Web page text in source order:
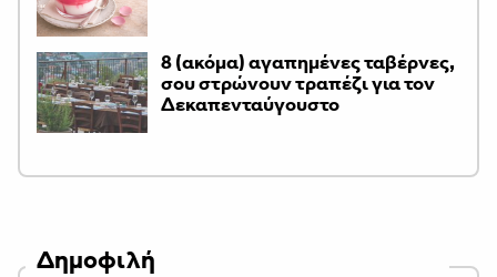
8 (ακόμα) αγαπημένες ταβέρνες,
σου στρώνουν τραπέζι για τον
Δεκαπενταύγουστο
Δημοφιλή